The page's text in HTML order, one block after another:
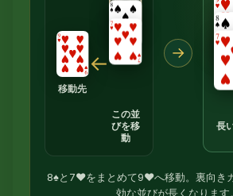
移動先
←
この並
びを移
動
→
長
8♠と7♥をまとめて9♥へ移動。裏向き
効な並びが長くなります。